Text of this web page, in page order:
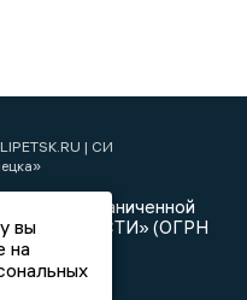
| СИ
с ограниченной
НОВОСТИ» (ОГРН
вы
на